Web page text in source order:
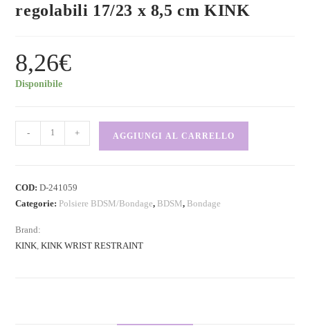
regolabili 17/23 x 8,5 cm KINK
8,26€
Disponibile
- + AGGIUNGI AL CARRELLO
COD:D-241059
Categorie: Polsiere BDSM/Bondage, BDSM, Bondage
Brand:
KINK ,KINK WRIST RESTRAINT